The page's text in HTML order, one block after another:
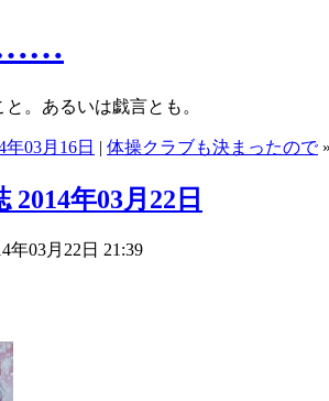
……
。あるいは戯言とも。
03月16日 | 体操クラブも決まったので»
2014年03月22日
年03月22日 21:39